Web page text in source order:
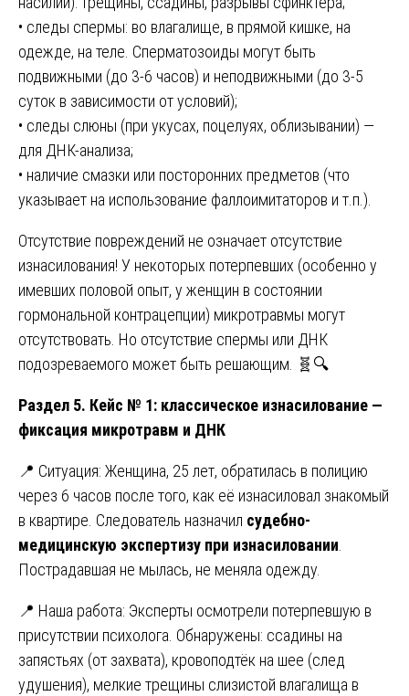
• следы спермы: во влагалище, в прямой кишке, на
одежде, на теле. Сперматозоиды могут быть
подвижными (до 3-6 часов) и неподвижными (до 3-5
суток в зависимости от условий);
• следы слюны (при укусах, поцелуях, облизывании) —
для ДНК-анализа;
• наличие смазки или посторонних предметов (что
указывает на использование фаллоимитаторов и т.п.).
Отсутствие повреждений не означает отсутствие
изнасилования! У некоторых потерпевших (особенно у
имевших половой опыт, у женщин в состоянии
гормональной контрацепции) микротравмы могут
отсутствовать. Но отсутствие спермы или ДНК
подозреваемого может быть решающим. 🧬🔍
Раздел 5. Кейс № 1: классическое изнасилование —
фиксация микротравм и ДНК
📍 Ситуация: Женщина, 25 лет, обратилась в полицию
через 6 часов после того, как её изнасиловал знакомый
в квартире. Следователь назначил судебно-
медицинскую экспертизу при изнасиловании
Пострадавшая не мылась, не меняла одежду.
📍 Наша работа: Эксперты осмотрели потерпевшую в
присутствии психолога. Обнаружены: ссадины на
запястьях (от захвата), кровоподтёк на шее (след
удушения), мелкие трещины слизистой влагалища в